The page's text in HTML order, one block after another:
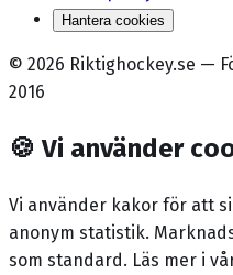
Hantera cookies
© 2026 Riktighockey.se —
2016
🍪 Vi använder
Vi använder kakor för att
anonym statistik.
som standard. Läs mer i